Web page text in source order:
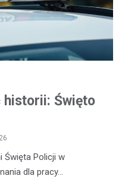
historii: Święto
Święta Policji w
dla pracy…